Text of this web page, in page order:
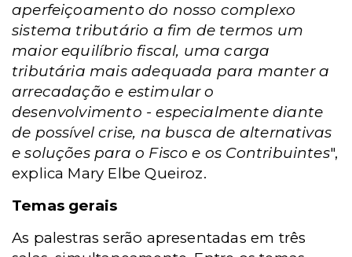
aperfeiçoamento do nosso complexo
sistema tributário a fim de termos um
maior equilíbrio fiscal, uma carga
tributária mais adequada para manter a
arrecadação e estimular o
desenvolvimento - especialmente diante
de possível crise, na busca de alternativas
e soluções para o Fisco e os Contribuintes",
explica Mary Elbe Queiroz.
Temas gerais
As palestras serão apresentadas em três